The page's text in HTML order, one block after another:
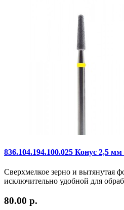
836.104.194.100.025 Конус 2,5
Сверхмелкое зерно и вытянутая
исключительно удобной для
80.00 р.